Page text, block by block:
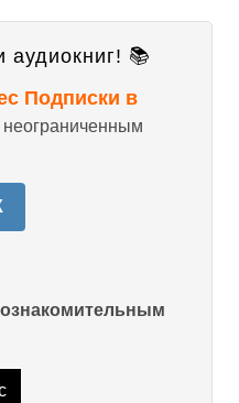
аудиокниг! 📚
Подписки в